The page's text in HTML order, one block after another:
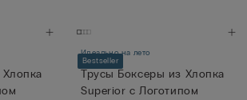
Bestseller
Идеально на лето
Трусы Боксеры из Хлопка
Superior с Логотипом